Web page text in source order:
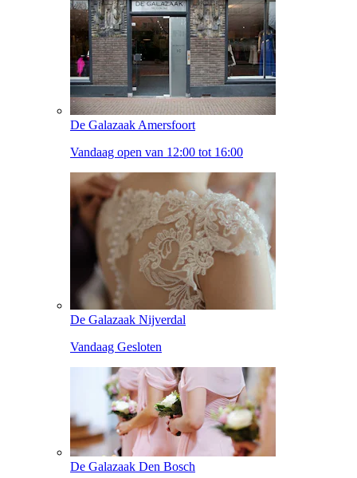
De Galazaak Amersfoort
Vandaag open van 12:00 tot 16:00
De Galazaak Nijverdal
Vandaag Gesloten
De Galazaak Den Bosch